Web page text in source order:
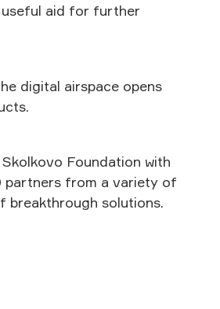
useful aid for further
digital airspace opens
Foundation with
partners from a variety of
breakthrough solutions.